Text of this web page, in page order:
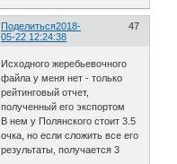
Поделиться 47
2018-
05-22 12:24:38
Исходного жеребьевочного
файла у меня нет - только
рейтинговый отчет,
полученный его экспортом
В нем у Полянского стоит 3.5
очка, но если сложить все его
результаты, получается 3